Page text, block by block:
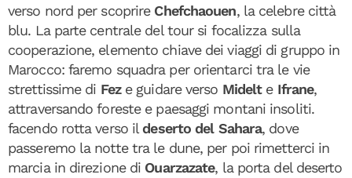
verso nord per scoprire Chefchaouen, la celebre città
blu. La parte centrale del tour si focalizza sulla
cooperazione, elemento chiave dei viaggi di gruppo in
Marocco: faremo squadra per orientarci tra le vie
strettissime di Feze guidare verso Midelt e Ifrane,
attraversando foreste e paesaggi montani insoliti.
facendo rotta verso ildeserto del Sahara, dove
passeremo la notte tra le dune, per poi rimetterci in
marcia in direzione di Ouarzazate, la porta del deserto